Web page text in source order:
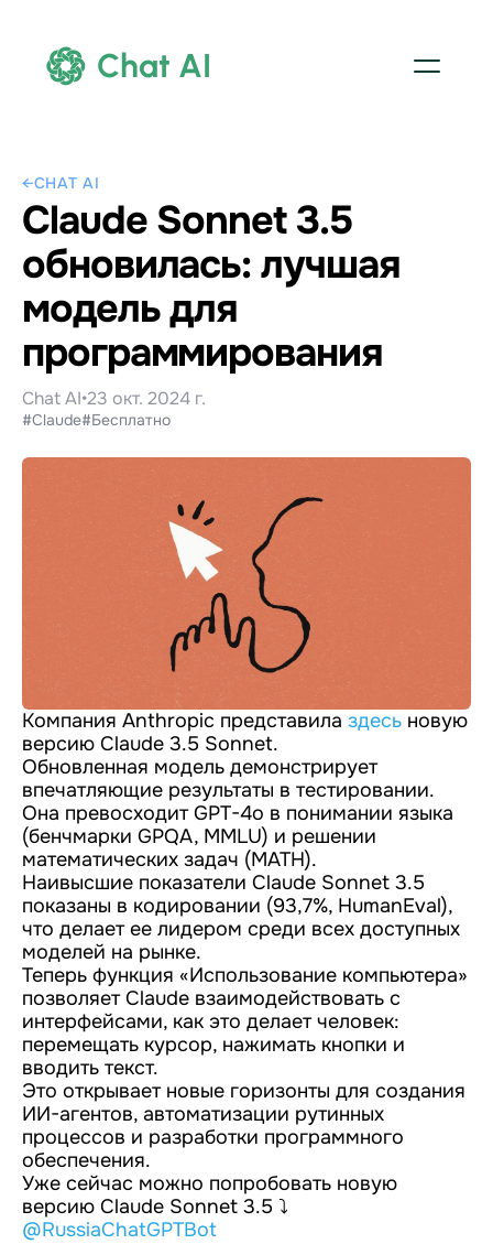
Chat AI
←CHAT AI
Claude Sonnet 3.5
обновилась: лучшая
модель для
программирования
Chat AI•23 окт. 2024 г.
#Claude#Бесплатно
Компания Anthropic представила здесь новую
версию Claude 3.5 Sonnet.
Обновленная модель демонстрирует
впечатляющие результаты в тестировании.
Она превосходит GPT-4o в понимании языка
(бенчмарки GPQA, MMLU) и решении
математических задач (MATH).
Наивысшие показатели Claude Sonnet 3.5
показаны в кодировании (93,7%, HumanEval),
что делает ее лидером среди всех доступных
моделей на рынке.
Теперь функция «Использование компьютера»
позволяет Claude взаимодействовать с
интерфейсами, как это делает человек:
перемещать курсор, нажимать кнопки и
вводить текст.
Это открывает новые горизонты для создания
ИИ-агентов, автоматизации рутинных
процессов и разработки программного
обеспечения.
Уже сейчас можно попробовать новую
версию Claude Sonnet 3.5 ⤵️
@RussiaChatGPTBot